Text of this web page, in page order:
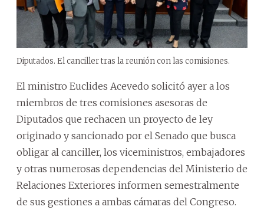
Diputados. El canciller tras la reunión con las comisiones.
El ministro Euclides Acevedo solicitó ayer a los
miembros de tres comisiones asesoras de
Diputados que rechacen un proyecto de ley
originado y sancionado por el Senado que busca
obligar al canciller, los viceministros, embajadores
y otras numerosas dependencias del Ministerio de
Relaciones Exteriores informen semestralmente
de sus gestiones a ambas cámaras del Congreso.